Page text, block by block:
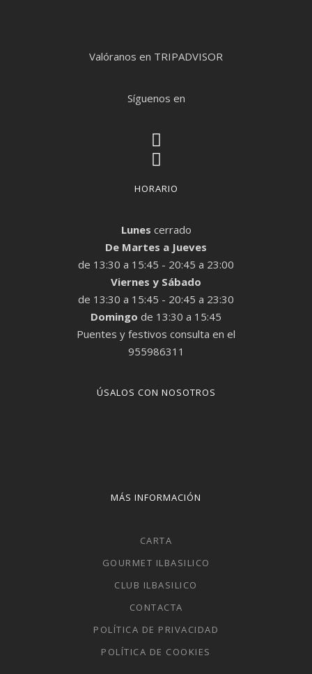
Valóranos en TRIPADVISOR
Síguenos en
HORARIO
Lunes cerrado
De Martes a Jueves
de 13:30 a 15:45 - 20:45 a 23:00
Viernes y Sábado
de 13:30 a 15:45 - 20:45 a 23:30
Domingo de 13:30 a 15:45
Puentes y festivos consulta en el
955986311
ÚSALOS CON NOSOTROS
MÁS INFORMACIÓN
CARTA
GOURMET ILBASILICO
CLUB ILBASILICO
CONTACTA
POLÍTICA DE PRIVACIDAD
POLÍTICA DE COOKIES